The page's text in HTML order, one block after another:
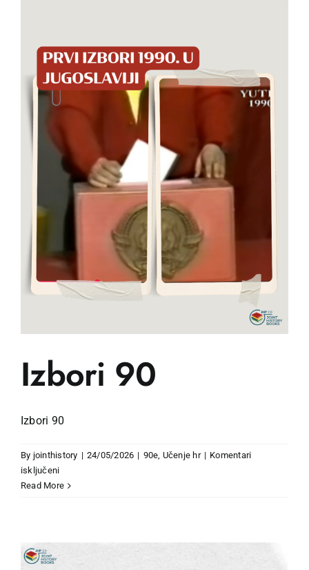
Izbori 90
Izbori 90
By jointhistory | 24/05/2026 | 90e, Učenje hr | Komentari
isključeniza
Izbori
Read More